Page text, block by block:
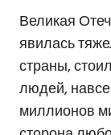
Великая
явилась
страны,
людей,
миллионов